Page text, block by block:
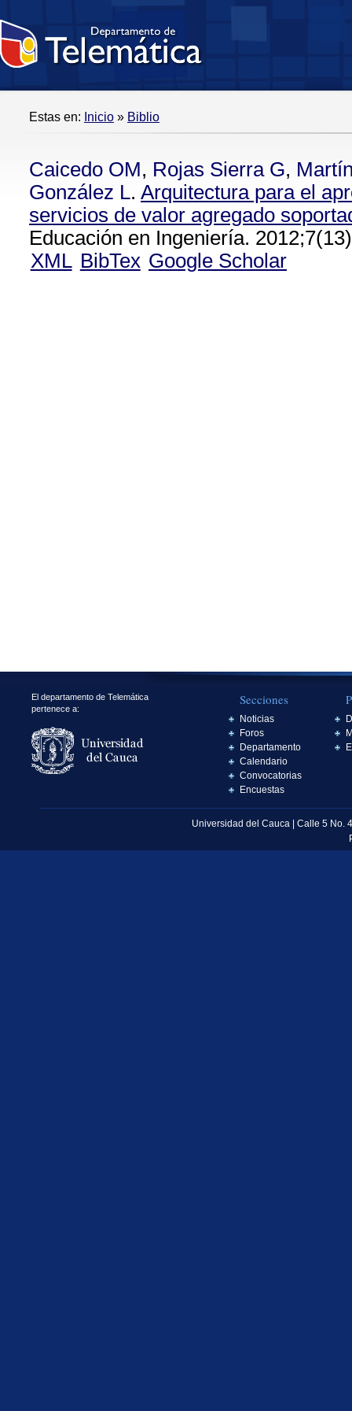
Estas en: Inicio » Biblio
Caicedo OM, Rojas Sierra G,
González L. Arquitectura para el
servicios de valor agregado
Educación en Ingeniería.
XML BibTex Google Scholar
El departamento de Telemática
pertenece a:
Secciones
Noticias
Foros
Departamento
Calendario
Convocatorias
Encuestas
Universidad del Cauca | Calle 5 No.